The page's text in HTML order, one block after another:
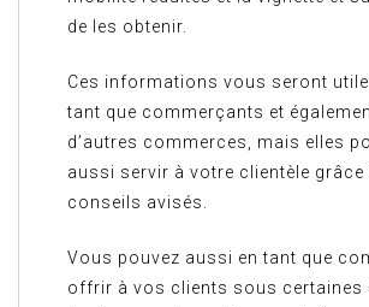
de les obtenir.
Ces informations vous seront
tant que commerçants et
d’autres commerces, mais elles
aussi servir à votre clientèle grâce
conseils avisés.
Vous pouvez aussi en tant que
offrir à vos clients sous certaines